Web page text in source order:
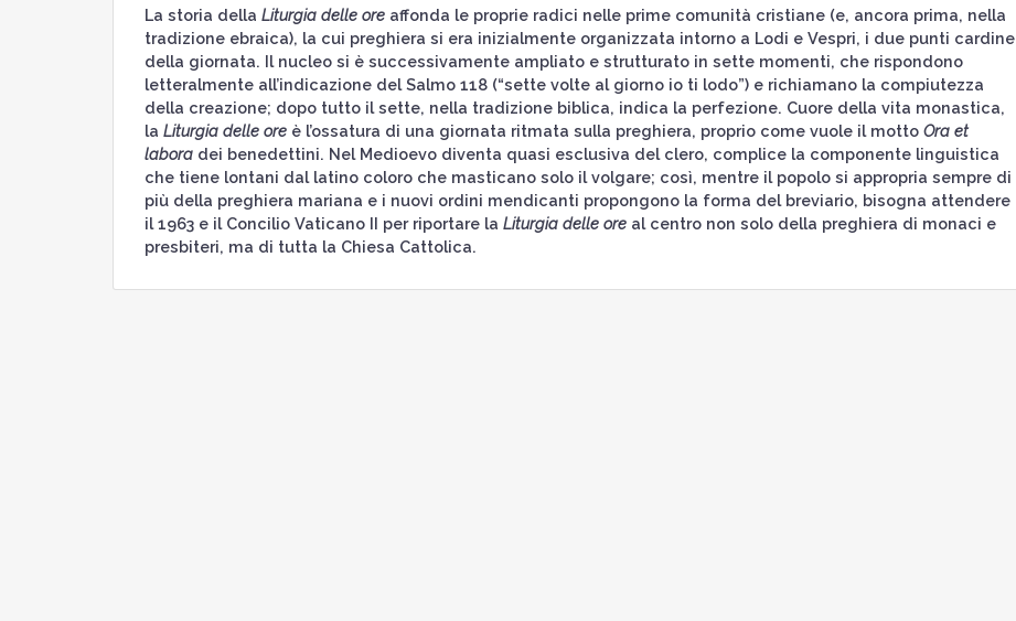
La storia della Liturgia delle oreaffonda le proprie radici nelle prime comunità cristiane (e, ancora prima, nella
tradizione ebraica), la cui preghiera si era inizialmente organizzata intorno a Lodi e Vespri, i due punti cardine
della giornata. Il nucleo si è successivamente ampliato e strutturato in sette momenti, che rispondono
letteralmente all’indicazione del Salmo 118 (“sette volte al giorno io ti lodo”) e richiamano la compiutezza
della creazione; dopo tutto il sette, nella tradizione biblica, indica la perfezione. Cuore della vita monastica,
la Liturgia delle oreè l’ossatura di una giornata ritmata sulla preghiera, proprio come vuole il motto Ora et
laboradei benedettini. Nel Medioevo diventa quasi esclusiva del clero, complice la componente linguistica
che tiene lontani dal latino coloro che masticano solo il volgare; così, mentre il popolo si appropria sempre di
più della preghiera mariana e i nuovi ordini mendicanti propongono la forma del breviario, bisogna attendere
il 1963 e il Concilio Vaticano II per riportare la Liturgia delle oreal centro non solo della preghiera di monaci e
presbiteri, ma di tutta la Chiesa Cattolica.